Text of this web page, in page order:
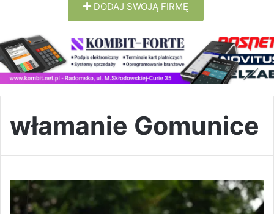
DODAJ SWOJĄ FIRMĘ
włamanie Gomunice